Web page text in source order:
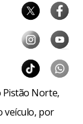
Norte,
veículo, por